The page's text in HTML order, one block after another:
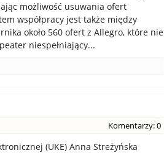
możliwość usuwania ofert
współpracy jest także między
około 560 ofert z Allegro, które nie
niespełniający...
Komentarzy: 0
(UKE) Anna Streżyńska